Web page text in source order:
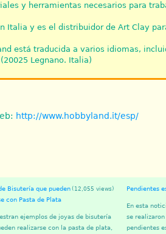
y herramientas necesarios para
Italia y es el distribuidor de Art Clay
está traducida a varios idiomas,
Legnano. Italia)
http://www.hobbyland.it/esp/
(12,055 views)
Bisutería que pueden
con Pasta de Plata
ejemplos de joyas de bisutería
realizarse con la pasta de plata,
Pendientes
En esta
se
pendientes